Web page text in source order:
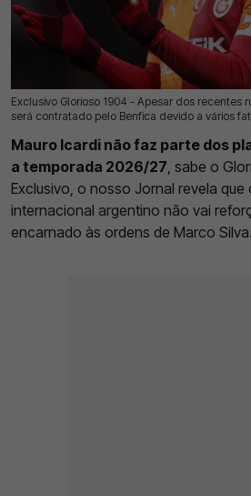
Exclusivo Glorioso 1904 - Apesar dos recentes
será contratado pelo Benfica devido a vários
17 Jul 2026 | 03:00 | 0
Mauro Icardi não faz parte dos
a temporada 2026/27 , sabe o
Exclusivo, o nosso Jornal revela que
internacional argentino não vai
encarnado às ordens de Marco Silva.